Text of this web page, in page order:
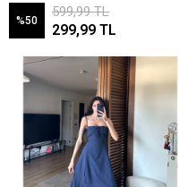
%50
599,99 TL
299,99 TL